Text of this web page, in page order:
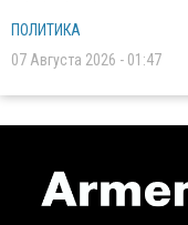
ПОЛИТИКА
07 Августа 2026 - 01:47